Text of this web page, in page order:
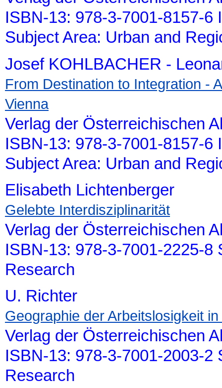
ISBN-13: 978-3-7001-8157-
Subject Area: Urban and
Josef KOHLBACHER -
From Destination to Integration -
Vienna
Verlag der Österreichischen
ISBN-13: 978-3-7001-8157-
Subject Area: Urban and
Elisabeth Lichtenberger
Gelebte Interdisziplinarität
Verlag der Österreichischen
ISBN-13: 978-3-7001-2225-8
Research
U. Richter
Geographie der Arbeitslosigkeit
Verlag der Österreichischen
ISBN-13: 978-3-7001-2003-2
Research